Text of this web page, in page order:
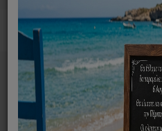
Ανταλλακτικά ηλεκτρικών
Home
Σκούπα
Πέλμα Κατοικιδίων Για